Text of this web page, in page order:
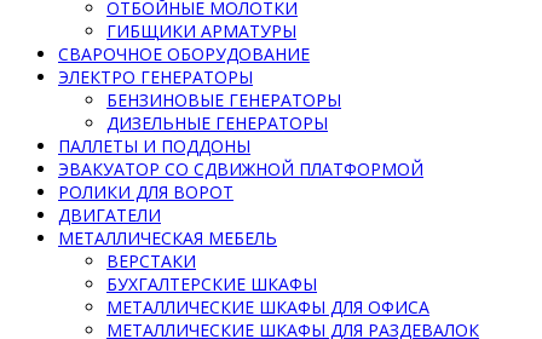
ОТБОЙНЫЕ МОЛОТКИ
ГИБЩИКИ АРМАТУРЫ
СВАРОЧНОЕ ОБОРУДОВАНИЕ
ЭЛЕКТРО ГЕНЕРАТОРЫ
БЕНЗИНОВЫЕ ГЕНЕРАТОРЫ
ДИЗЕЛЬНЫЕ ГЕНЕРАТОРЫ
ПАЛЛЕТЫ И ПОДДОНЫ
ЭВАКУАТОР СО СДВИЖНОЙ ПЛАТФОРМОЙ
РОЛИКИ ДЛЯ ВОРОТ
ДВИГАТЕЛИ
МЕТАЛЛИЧЕСКАЯ МЕБЕЛЬ
ВЕРСТАКИ
БУХГАЛТЕРСКИЕ ШКАФЫ
МЕТАЛЛИЧЕСКИЕ ШКАФЫ ДЛЯ ОФИСА
МЕТАЛЛИЧЕСКИЕ ШКАФЫ ДЛЯ РАЗДЕВАЛОК